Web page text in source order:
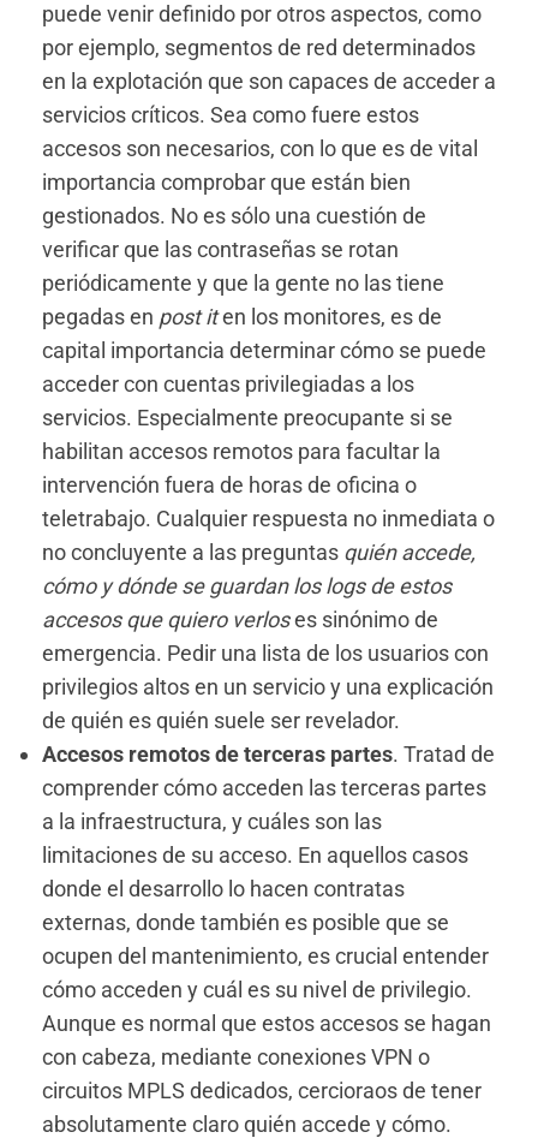
puede venir definido por otros aspectos, como
por ejemplo, segmentos de red determinados
en la explotación que son capaces de acceder a
servicios críticos. Sea como fuere estos
accesos son necesarios, con lo que es de vital
importancia comprobar que están bien
gestionados. No es sólo una cuestión de
verificar que las contraseñas se rotan
periódicamente y que la gente no las tiene
pegadas en post iten los monitores, es de
capital importancia determinar cómo se puede
acceder con cuentas privilegiadas a los
servicios. Especialmente preocupante si se
habilitan accesos remotos para facultar la
intervención fuera de horas de oficina o
teletrabajo. Cualquier respuesta no inmediata o
no concluyente a las preguntas quién accede,
cómo y dónde se guardan los logs de estos
accesos que quiero verloses sinónimo de
emergencia. Pedir una lista de los usuarios con
privilegios altos en un servicio y una explicación
de quién es quién suele ser revelador.
Accesos remotos de terceras partes. Tratad de
comprender cómo acceden las terceras partes
a la infraestructura, y cuáles son las
limitaciones de su acceso. En aquellos casos
donde el desarrollo lo hacen contratas
externas, donde también es posible que se
ocupen del mantenimiento, es crucial entender
cómo acceden y cuál es su nivel de privilegio.
Aunque es normal que estos accesos se hagan
con cabeza, mediante conexiones VPN o
circuitos MPLS dedicados, cercioraos de tener
absolutamente claro quién accede y cómo.